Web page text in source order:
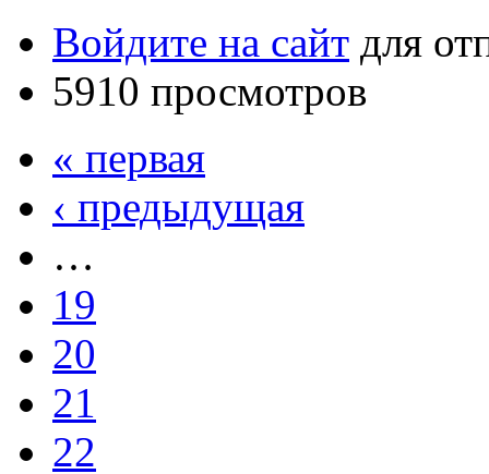
Войдите на сайт для
5910 просмотров
« первая
‹ предыдущая
…
19
20
21
22